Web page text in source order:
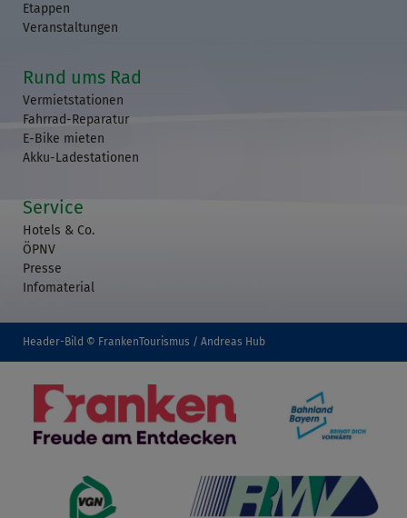
Etappen
Veranstaltungen
Rund ums Rad
Vermietstationen
Fahrrad-Reparatur
E-Bike mieten
Akku-Ladestationen
Service
Hotels & Co.
ÖPNV
Presse
Infomaterial
Header-Bild © FrankenTourismus / Andreas Hub